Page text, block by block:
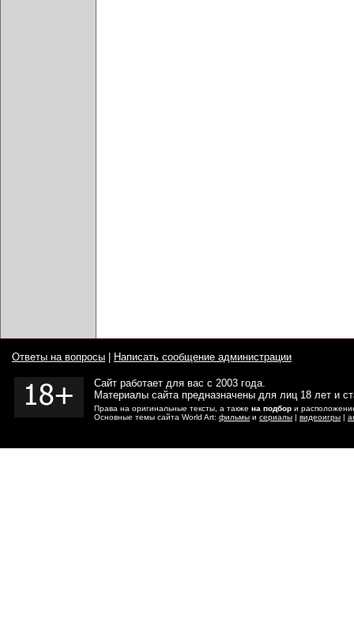
Ответы на вопросы Написать сообщение администрации
Сайт работает для вас с 2003 года.
Материалы сайта предназначены для лиц 18 лет и
Права на оригинальные тексты, а также на подбор и
Основные темы сайта World Art: фильмы и сериалы | видеоигры |